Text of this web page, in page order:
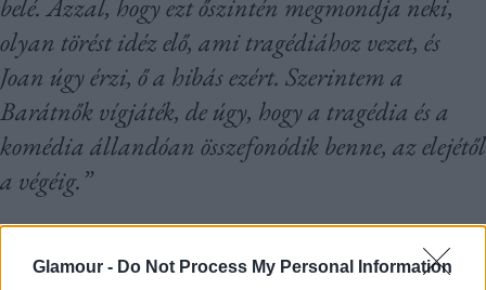
Glamour - Do Not Process My Personal Information
belé. Azzal, hogy ezt őszintén megmondja neki,
olyan törést idéz elő, ami tragédiához vezet, és
Joan úgy érzi, ő a hibás ezért. Szerintem a
Barátnők vígjáték, de úgy, hogy a tragédia és a
komédia állandóan összefonódik benne, az elejétől
a végéig.”